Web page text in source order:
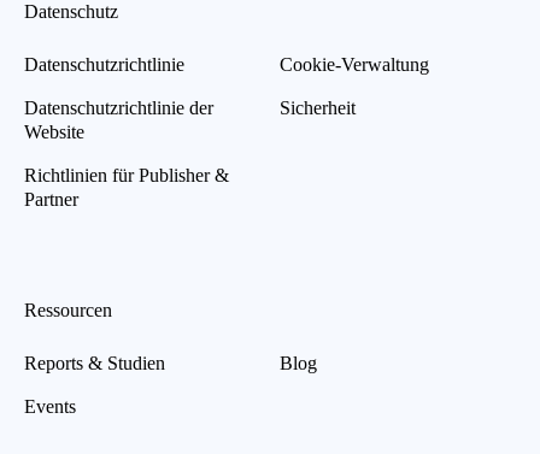
Datenschutz
Datenschutzrichtlinie
Datenschutzrichtlinie der
Website
Richtlinien für Publisher &
Partner
Cookie-Verwaltung
Sicherheit
Ressourcen
Reports & Studien
Events
Blog